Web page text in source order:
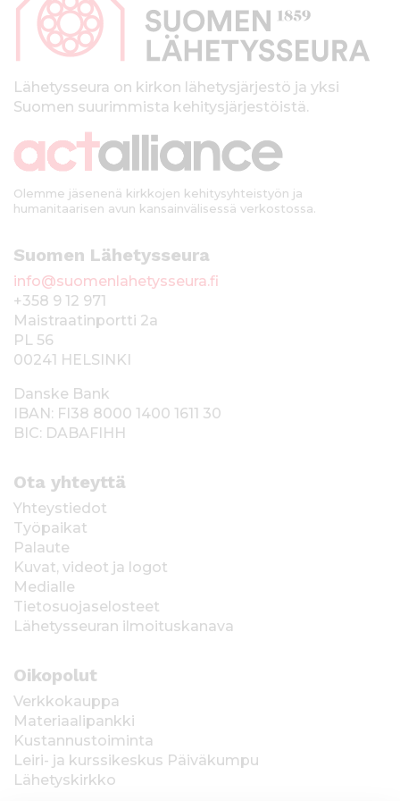
kLähetysseura on kirkon lähetysjärjestö ja yksi
Suomen suurimmista kehitysjärjestöistä.
Olemme jäsenenä kirkkojen kehitysyhteistyön ja
humanitaarisen avun kansainvälisessä verkostossa.
Suomen Lähetysseura
info@suomenlahetysseura.fi
+358 9 12 971
Maistraatinportti 2a
PL 56
00241 HELSINKI
Danske Bank
IBAN: FI38 8000 1400 1611 30
BIC: DABAFIHH
Ota yhteyttä
Yhteystiedot
Työpaikat
Palaute
Kuvat, videot ja logot
Medialle
Tietosuojaselosteet
Lähetysseuran ilmoituskanava
Oikopolut
Verkkokauppa
Materiaalipankki
Kustannustoiminta
Leiri- ja kurssikeskus Päiväkumpu
Lähetyskirkko